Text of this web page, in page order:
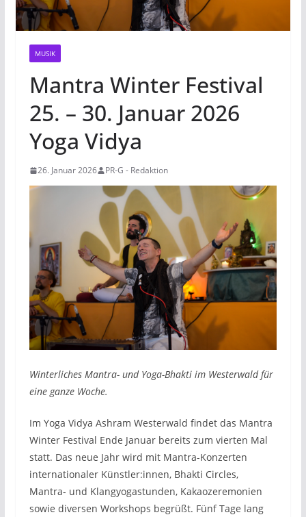
MUSIK
Mantra Winter Festival
25. – 30. Januar 2026
Yoga Vidya
26. Januar 2026 PR-G - Redaktion
Winterliches Mantra- und Yoga-Bhakti im Westerwald für
eine ganze Woche.
Im Yoga Vidya Ashram Westerwald findet das Mantra
Winter Festival Ende Januar bereits zum vierten Mal
statt. Das neue Jahr wird mit Mantra-Konzerten
internationaler Künstler:innen, Bhakti Circles,
Mantra- und Klangyogastunden, Kakaozeremonien
sowie diversen Workshops begrüßt. Fünf Tage lang